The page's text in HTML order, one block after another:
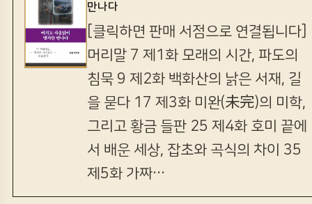
만나다
[클릭하면 판매 서점으로 연결됩니다]
머리말 7 제1화 모래의 시간, 파도의
침묵 9 제2화 백화산의 낡은 서재, 길
을 묻다 17 제3화 미완(未完)의 미학,
그리고 황금 들판 25 제4화 호미 끝에
서 배운 세상, 잡초와 곡식의 차이 35
제5화 가짜…